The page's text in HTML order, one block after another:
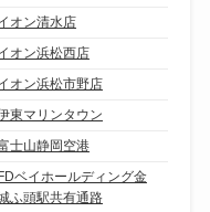
オン清水店
オン浜松西店
オン浜松市野店
東マリンタウン
士山静岡空港
ベイホールディング金
ふ頭駅共有通路